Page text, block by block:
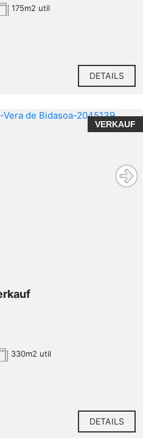
175m2 util
DETAILS
VERKAUF
330m2 util
DETAILS